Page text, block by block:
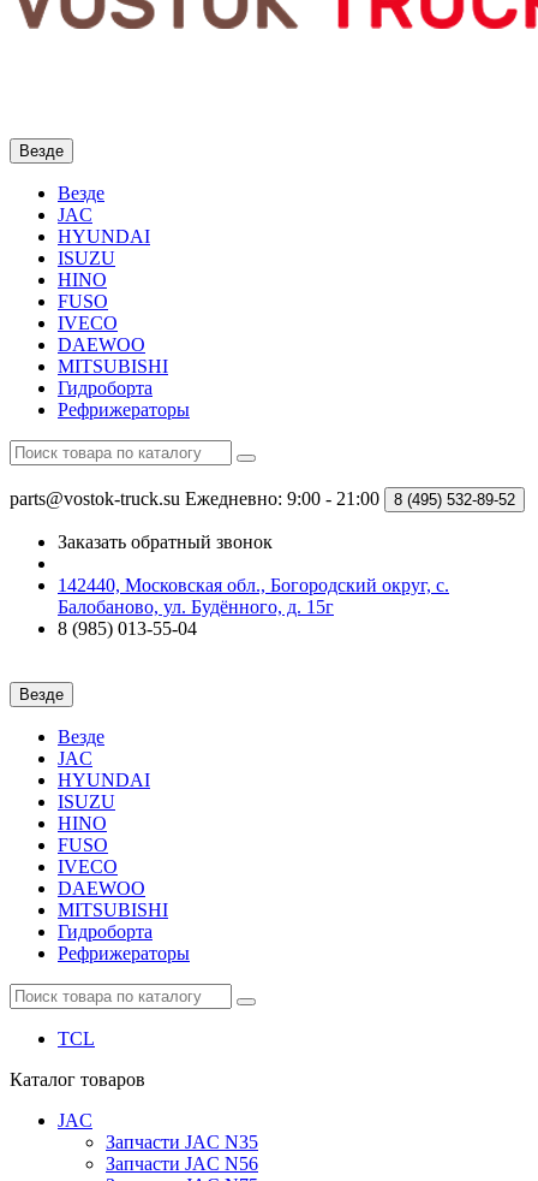
Везде
Везде
JAC
HYUNDAI
ISUZU
HINO
FUSO
IVECO
DAEWOO
MITSUBISHI
Гидроборта
Рефрижераторы
parts@vostok-truck.su Ежедневно: 9:00 - 21:00 8 (495) 532-89-52
Заказать обратный звонок
142440, Московская обл., Богородский округ, с.
Балобаново, ул. Будённого, д. 15г
8 (985) 013-55-04
Везде
Везде
JAC
HYUNDAI
ISUZU
HINO
FUSO
IVECO
DAEWOO
MITSUBISHI
Гидроборта
Рефрижераторы
TCL
Каталог товаров
JAC
Запчасти JAC N35
Запчасти JAC N56